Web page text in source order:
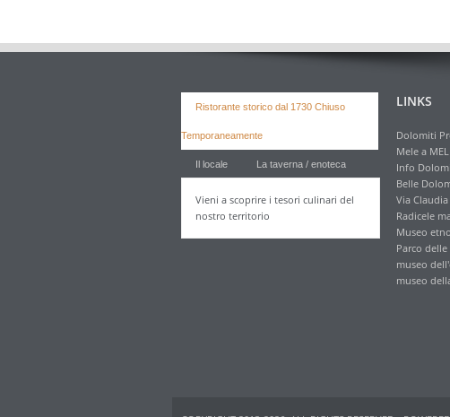
Ristorante storico dal 1730 Chiuso
Temporaneamente
Il locale La taverna / enoteca
Vieni a scoprire i tesori culinari del
nostro territorio
LINKS
Dolomiti
Mele a MEL
Info
Belle
Via Claudia
Radicele
Museo
Parco
museo
museo